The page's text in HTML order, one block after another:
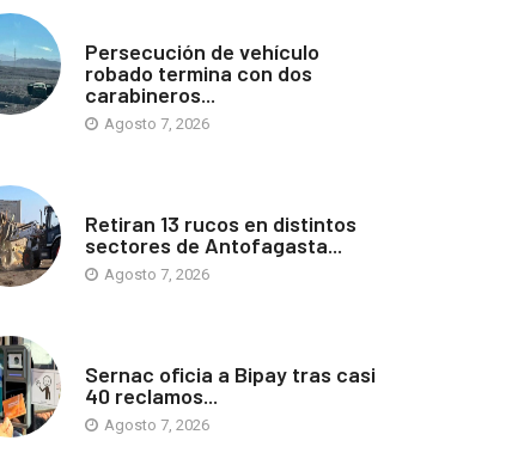
Persecución de vehículo
robado termina con dos
carabineros...
Agosto 7, 2026
Retiran 13 rucos en distintos
sectores de Antofagasta...
Agosto 7, 2026
Sernac oficia a Bipay tras casi
40 reclamos...
Agosto 7, 2026